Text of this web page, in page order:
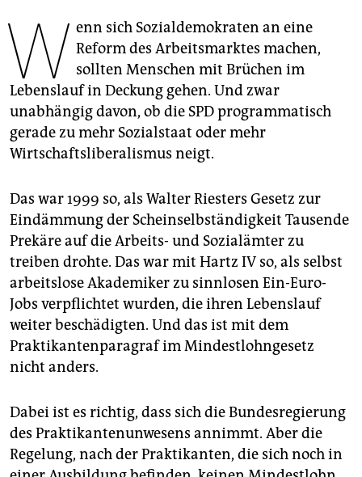
unterstützen
abo
genossenschaft
epaper login
W enn sich Sozialdemokraten an eine
Reform des Arbeitsmarktes machen,
sollten Menschen mit Brüchen im
Lebenslauf in Deckung gehen. Und zwar
unabhängig davon, ob die SPD programmatisch
gerade zu mehr Sozialstaat oder mehr
Wirtschaftsliberalismus neigt.
Das war 1999 so, als Walter Riesters Gesetz zur
Eindämmung der Scheinselbständigkeit Tausende
Prekäre auf die Arbeits- und Sozialämter zu
treiben drohte. Das war mit Hartz IV so, als selbst
arbeitslose Akademiker zu sinnlosen Ein-Euro-
Jobs verpflichtet wurden, die ihren Lebenslauf
weiter beschädigten. Und das ist mit dem
Praktikantenparagraf im Mindestlohngesetz
nicht anders.
Dabei ist es richtig, dass sich die Bundesregierung
des Praktikantenunwesens annimmt. Aber die
Regelung, nach der Praktikanten, die sich noch in